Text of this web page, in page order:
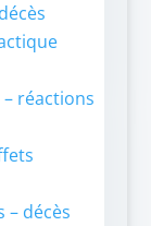
– réactions
– décès